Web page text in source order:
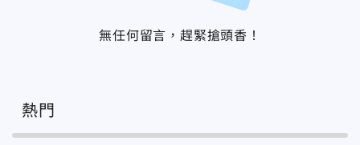
無任何留言，趕緊搶頭香！
熱門